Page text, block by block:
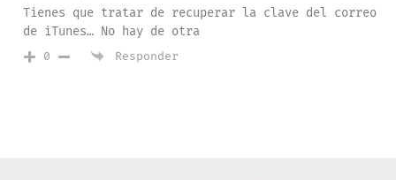
Tienes que tratar de recuperar la clave del correo
de iTunes… No hay de otra
0 Responder